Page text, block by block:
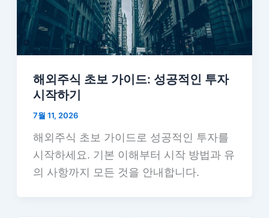
해외주식 초보 가이드: 성공적인 투자
시작하기
7월 11, 2026
해외주식 초보 가이드로 성공적인 투자를
시작하세요. 기본 이해부터 시작 방법과 유
의 사항까지 모든 것을 안내합니다.